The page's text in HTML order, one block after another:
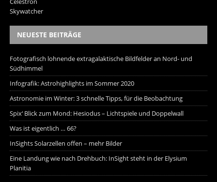
Skywatcher
NEUESTE BEITRÄGE
Fotografisch lohnende extragalaktische Bildfelder an Nord- und
Südhimmel
Infografik: Astrohighlights im Sommer 2020
Astronomie im Winter: 3 schnelle Tipps, für die Beobachtung
Spix‘ Blick zum Mond: Hesiodus – Lichtspiele und Doppelwall
Was ist eigentlich … 66?
InSights Solarzellen offen – mehr Bilder
Eine Landung wie nach Drehbuch: InSight steht in der Elysium
Planitia